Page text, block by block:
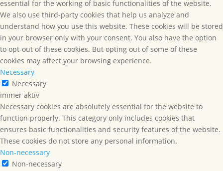
essential for the working of basic functionalities of the website.
We also use third-party cookies that help us analyze and
understand how you use this website. These cookies will be stored
in your browser only with your consent. You also have the option
to opt-out of these cookies. But opting out of some of these
cookies may affect your browsing experience.
Necessary
Necessary
immer aktiv
Necessary cookies are absolutely essential for the website to
function properly. This category only includes cookies that
ensures basic functionalities and security features of the website.
These cookies do not store any personal information.
Non-necessary
Non-necessary